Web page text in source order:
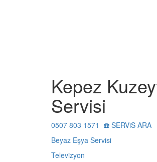
Kepez
Servisi
0507 803 1571 ☎️ SERViS ARA
Beyaz Eşya Servisi
Televizyon